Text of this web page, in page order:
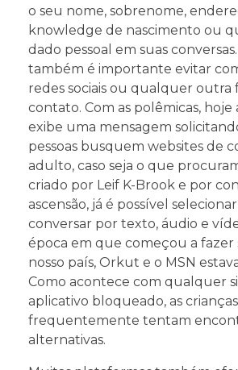
o seu nome, sobrenome,
knowledge de nascimento ou
dado pessoal em suas
também é importante evitar
redes sociais ou qualquer outra
contato. Com as polêmicas,
exibe uma mensagem
pessoas busquem websites de
adulto, caso seja o que
criado por Leif K-Brook e por
ascensão, já é possível
conversar por texto, áudio e
época em que começou a fazer
nosso país, Orkut e o MSN
Como acontece com qualquer
aplicativo bloqueado, as crianças
frequentemente tentam
alternativas.